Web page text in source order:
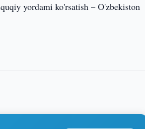
yordami ko'rsatish – O'zbekiston